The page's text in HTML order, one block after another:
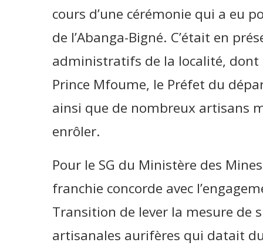
cours d’une cérémonie qui a eu
de l’Abanga-Bigné. C’était en
administratifs de la localité, dont
Prince Mfoume, le Préfet du
ainsi que de nombreux artisans
enrôler.
Pour le SG du Ministère des
franchie concorde avec
Transition de lever la mesure de
artisanales aurifères qui datait